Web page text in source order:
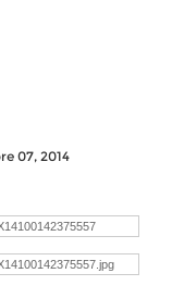
07, 2014